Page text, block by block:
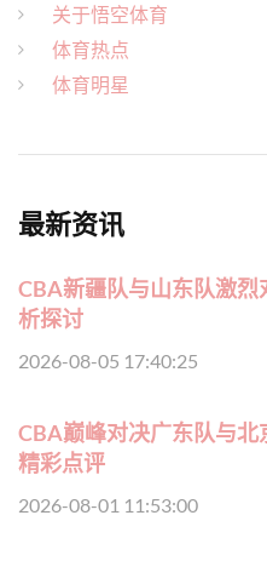
关于悟空体育
体育热点
体育明星
最新资讯
CBA新疆队与山东队激
析探讨
2026-08-05 17:40:25
CBA巅峰对决广东队与
精彩点评
2026-08-01 11:53:00